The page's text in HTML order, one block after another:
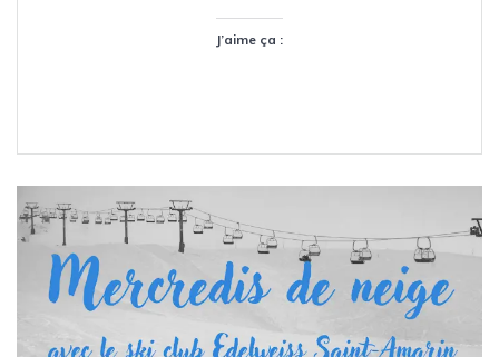
J’aime ça :